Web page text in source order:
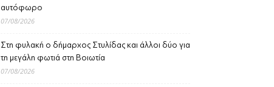
αυτόφωρο
07/08/2026
Στη φυλακή ο δήμαρχος Στυλίδας και άλλοι δύο για
τη μεγάλη φωτιά στη Βοιωτία
07/08/2026